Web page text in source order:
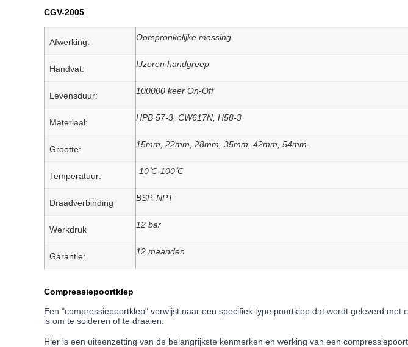
CGV-2005
Afwerking: Oorspronkelijke messing
Handvat: IJzeren handgreep
Levensduur: 100000 keer On-Off
Materiaal: HPB 57-3, CW617N, H58-3
Grootte: 15mm, 22mm, 28mm, 35mm, 42mm, 54mm.
Temperatuur: -10 ̊C-100 ̊C
Draadverbinding BSP, NPT
Werkdruk 12 bar
Garantie: 12 maanden
Compressiepoortklep
Een "compressiepoortklep" verwijst naar een specifiek type poortklep dat wordt geleverd
is om te solderen of te draaien.
Hier is een uiteenzetting van de belangrijkste kenmerken en werking van een